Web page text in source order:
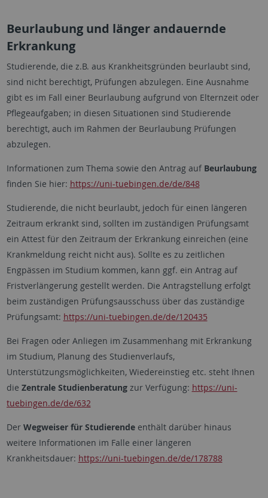
Beurlaubung und länger andauernde
Erkrankung
Studierende, die z.B. aus Krankheitsgründen beurlaubt sind,
sind nicht berechtigt, Prüfungen abzulegen. Eine Ausnahme
gibt es im Fall einer Beurlaubung aufgrund von Elternzeit oder
Pflegeaufgaben; in diesen Situationen sind Studierende
berechtigt, auch im Rahmen der Beurlaubung Prüfungen
abzulegen.
Informationen zum Thema sowie den Antrag auf Beurlaubung
finden Sie hier: https://uni-tuebingen.de/de/848
Studierende, die nicht beurlaubt, jedoch für einen längeren
Zeitraum erkrankt sind, sollten im zuständigen Prüfungsamt
ein Attest für den Zeitraum der Erkrankung einreichen (eine
Krankmeldung reicht nicht aus). Sollte es zu zeitlichen
Engpässen im Studium kommen, kann ggf. ein Antrag auf
Fristverlängerung gestellt werden. Die Antragstellung erfolgt
beim zuständigen Prüfungsausschuss über das zuständige
Prüfungsamt: https://uni-tuebingen.de/de/120435
Bei Fragen oder Anliegen im Zusammenhang mit Erkrankung
im Studium, Planung des Studienverlaufs,
Unterstützungsmöglichkeiten, Wiedereinstieg etc. steht Ihnen
die Zentrale Studienberatungzur Verfügung: https://uni-
tuebingen.de/de/632
Der Wegweiser für Studierendeenthält darüber hinaus
weitere Informationen im Falle einer längeren
Krankheitsdauer: https://uni-tuebingen.de/de/178788